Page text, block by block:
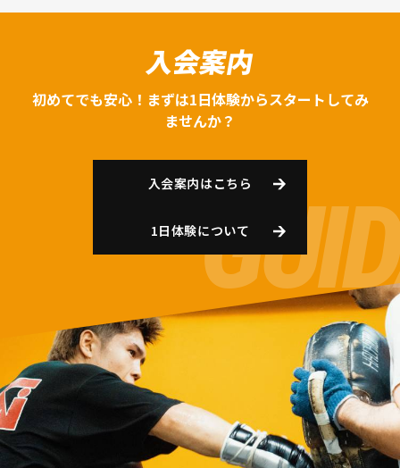
入会案内
初めてでも安心！まずは1日体験からスタートしてみ
ませんか？
入会案内はこちら
1日体験について